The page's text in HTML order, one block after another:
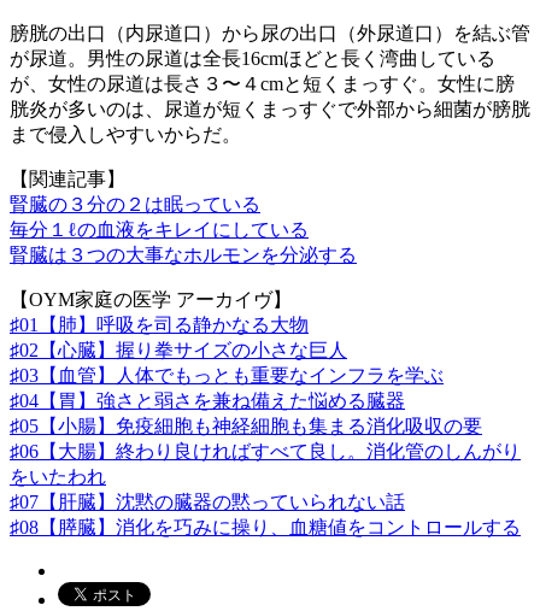
膀胱の出口（内尿道口）から尿の出口（外尿道口）を結ぶ管
が尿道。男性の尿道は全長16cmほどと長く湾曲している
が、女性の尿道は長さ３〜４cmと短くまっすぐ。女性に膀
胱炎が多いのは、尿道が短くまっすぐで外部から細菌が膀胱
まで侵入しやすいからだ。
【関連記事】
腎臓の３分の２は眠っている
毎分１ℓの血液をキレイにしている
腎臓は３つの大事なホルモンを分泌する
【OYM家庭の医学 アーカイヴ】
♯01【肺】呼吸を司る静かなる大物
♯02【心臓】握り拳サイズの小さな巨人
♯03【血管】人体でもっとも重要なインフラを学ぶ
♯04【胃】強さと弱さを兼ね備えた悩める臓器
♯05【小腸】免疫細胞も神経細胞も集まる消化吸収の要
♯06【大腸】終わり良ければすべて良し。消化管のしんがり
をいたわれ
♯07【肝臓】沈黙の臓器の黙っていられない話
♯08【膵臓】消化を巧みに操り、血糖値をコントロールする